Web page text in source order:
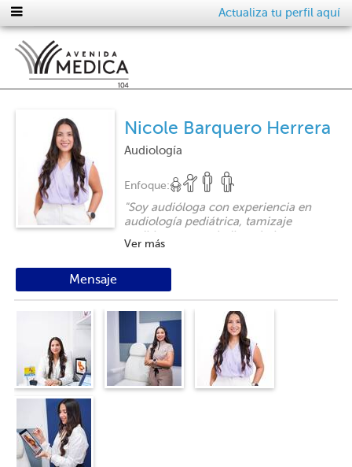
Actualiza tu perfil aquí
Nicole Barquero Herrera
Audiología
Enfoque:
"Soy audióloga con experiencia en
audiología pediátrica, tamizaje
auditivo neonatal, diagnóstico
audiológico y rehabilitación auditiva,
comunicación y la calidad de vida. Mi
ético, actualizado y centrado en la
persona, promoviendo la detección
oportuna"
Ver más
Mensaje